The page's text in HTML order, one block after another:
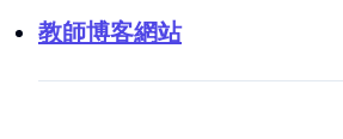
教師博客網站